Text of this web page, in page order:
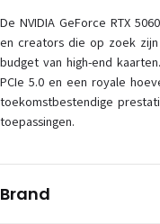
De NVIDIA GeForce RTX
en creators die op zoek
budget van high-end
PCIe 5.0 en een royale
toekomstbestendige
toepassingen.
Brand